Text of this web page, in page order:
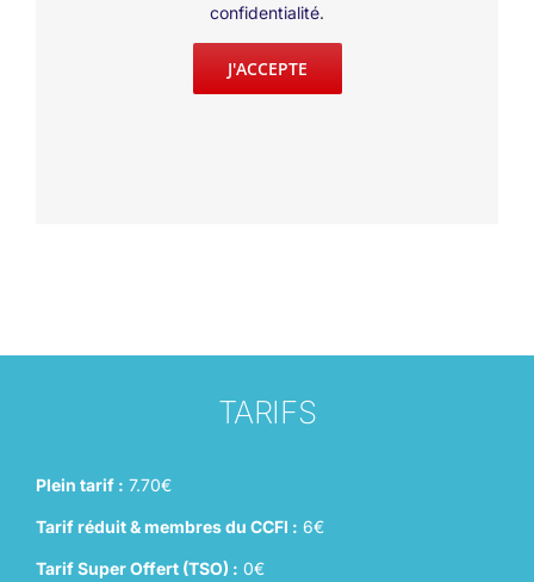
confidentialité.
J'ACCEPTE
TARIFS
Plein tarif : 7.70€
Tarif réduit & membres du CCFI : 6€
Tarif Super Offert (TSO) : 0€